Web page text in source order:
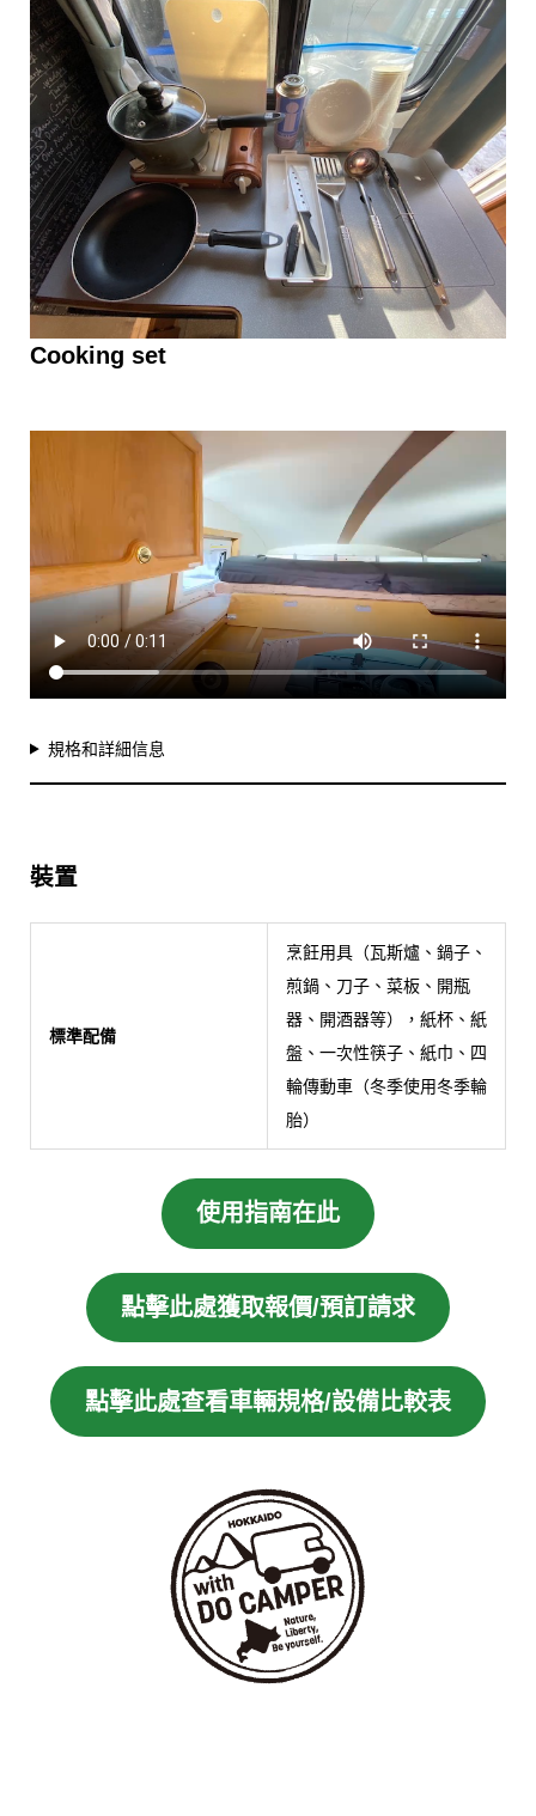
Cooking set
規格和詳細信息
裝置
標準配備
烹飪用具（瓦斯爐、鍋子、
煎鍋、刀子、菜板、開瓶
器、開酒器等），紙杯、紙
盤、一次性筷子、紙巾、四
輪傳動車（冬季使用冬季輪
胎）
使用指南在此
點擊此處獲取報價/預訂請求
點擊此處查看車輛規格/設備比較表